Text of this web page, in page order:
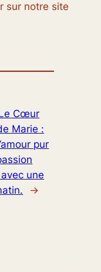
sur notre site
Cœur
Marie :
pur
une
→